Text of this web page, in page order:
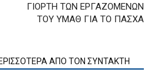
ΓΙΟΡΤΗ ΤΩΝ ΕΡΓΑΖΟΜΕΝΩΝ
ΤΟΥ ΥΜΑΘ ΓΙΑ ΤΟ ΠΑΣΧΑ
ΑΠΟ ΤΟΝ ΣΥΝΤΑΚΤΗ